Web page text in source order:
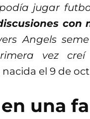
jugar
con
Angels
vez
el 9 de
una